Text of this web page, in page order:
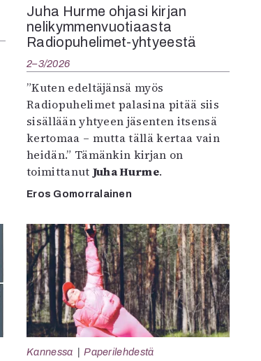
Juha Hurme ohjasi kirjan
nelikymmenvuotiaasta
Radiopuhelimet-yhtyeestä
2–3/2026
”Kuten edeltäjänsä myös
Radiopuhelimet palasina pitää siis
sisällään yhtyeen jäsenten itsensä
kertomaa – mutta tällä kertaa vain
heidän.” Tämänkin kirjan on
toimittanut Juha Hurme.
Eros Gomorralainen
Kannessa Paperilehdestä